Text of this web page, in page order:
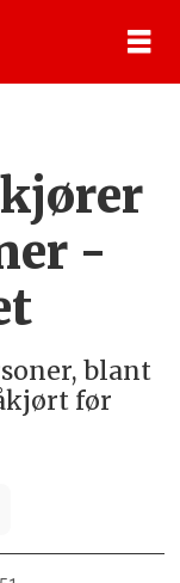
-
blant
før